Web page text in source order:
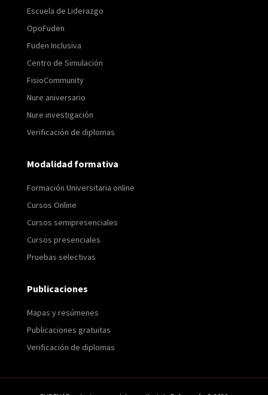
Escuela de Liderazgo
OpoFuden
Fuden Inclusiva
Centro de Simulación
FisioCommunity
Nure aniversario
Nure investigación
Verificación de diplomas
Modalidad formativa
Formación Universitaria online
Cursos Online
Cursos semipresenciales
Cursos presenciales
Pruebas selectivas
Publicaciones
Mapas y resúmenes
Publicaciones gratuitas
Verificación de diplomas